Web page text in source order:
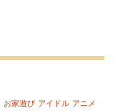
お家遊び アイドル アニメ